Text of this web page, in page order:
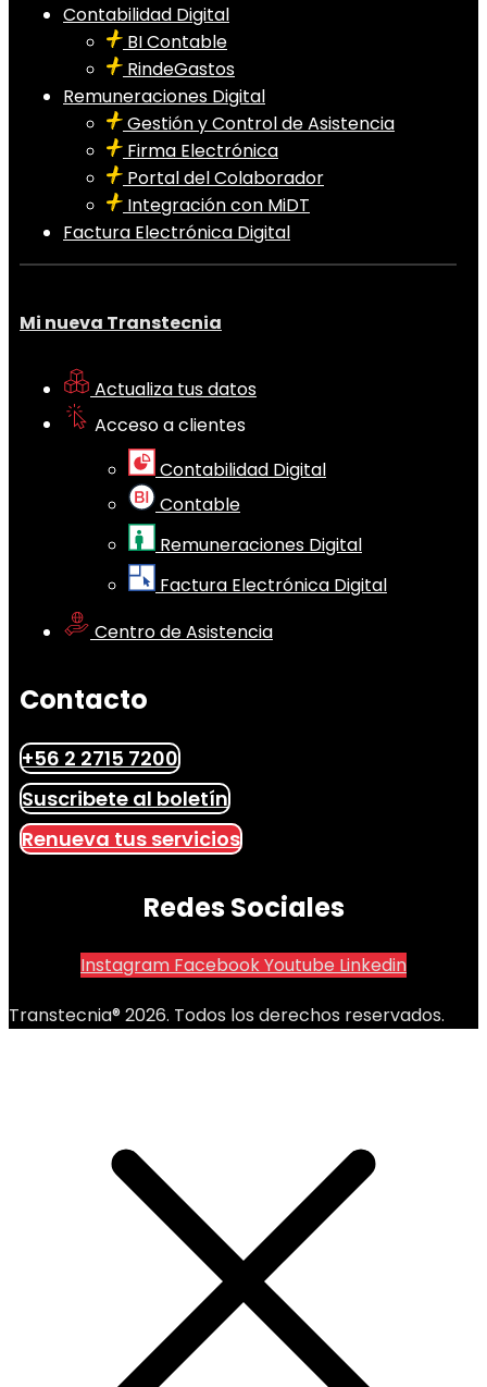
Contabilidad Digital
BI Contable
RindeGastos
Remuneraciones Digital
Gestión y Control de Asistencia
Firma Electrónica
Portal del Colaborador
Integración con MiDT
Factura Electrónica Digital
Mi nueva Transtecnia
Actualiza tus datos
Acceso a clientes
Contabilidad Digital
Contable
Remuneraciones Digital
Factura Electrónica Digital
Centro de Asistencia
Contacto
+56 2 2715 7200
Suscribete al boletín
Renueva tus servicios
Redes Sociales
Instagram FacebookYoutube Linkedin
Transtecnia® 2026. Todos los derechos reservados.